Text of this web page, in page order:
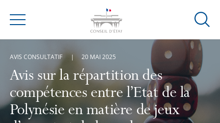
Menu
Ouvrir
de
Avis sur la répartition des
compétences entre l’Etat de la
Polynésie en matière de jeux
AVIS CONSULTATIF 20 MAI 2025